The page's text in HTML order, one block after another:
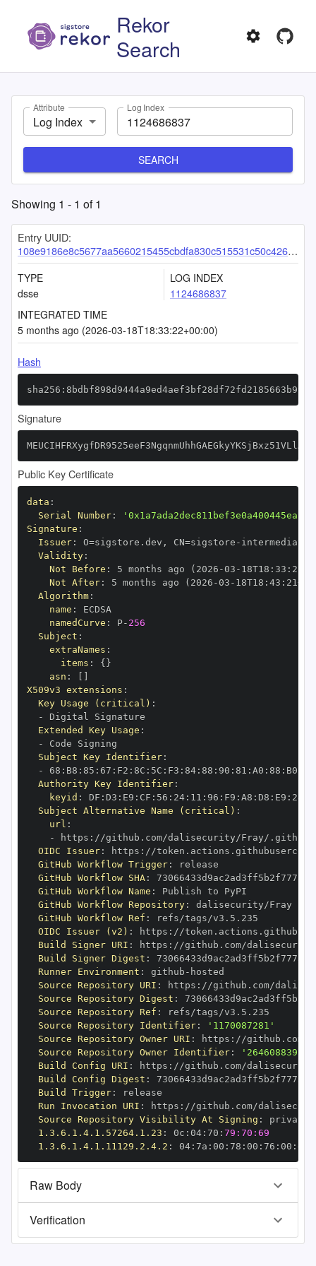
Rekor
Search
Attribute
Log Index
Log Index
SEARCH
Showing 1 - 1 of1
Entry UUID:
108e9186e8c5677aa5660215455cbdfa830c515531c50c426e022742fefb396447b86c3277dfe05f
TYPE
dsse
LOG INDEX
1124686837
INTEGRATED TIME
5 months ago (2026-03-18T18:33:22+00:00)
Hash
Signature
Public Key Certificate
data :
Serial Number:
Signature :
Issuer: O=sigstore.dev , CN=sigstore -
Validity:
Not Before : 5 months ago (2026 -03 - 18T18 : 33 :
Not After: 5 months ago (2026 -03 - 18T18 : 43 : 21+00
Algorithm:
name :
namedCurve : P- 256
Subject :
extraNames :
items : { }
asn :
X509v3 extensions :
Key Usage (critical) :
-
Extended Key Usage :
-
Subject Key Identifier:
-
68 : B8 : 85 : 67 : F2 : 8C : 5C : F3 : 84: 88 : 90 : 81 : A0 : 88 : B0
Authority Key Identifier:
keyid : DF : D3 : E9 : CF : 56 : 24: 11 : 96 : F9 : A8 : D8 : E9 : 28
Subject Alternative Name (critical) :
url :
-
https :
OIDC Issuer: https :
GitHub Workflow Trigger:
GitHub Workflow SHA:
GitHub Workflow Name :
GitHub Workflow Repository:
GitHub Workflow Ref :
OIDC Issuer (v2) : https :
Build Signer URI : https :
Build Signer Digest :
Runner Environment : github -
Source Repository URI : https :
Source Repository Digest :
Source Repository Ref :
Source Repository Identifier:
'1170087281'
Source Repository Owner URI : https :
Source Repository Owner Identifier:
'264608839'
Build Config URI : https :
Build Config Digest :
Build Trigger:
Run Invocation URI : https :
Source Repository Visibility At Signing :
1.3.6.1.4.1.57264.1.23 : 0c : 04: 70 : 79:70:69
1.3.6.1.4.1.11129.2.4.2 : 04: 7a : 00 : 78 : 00 : 76 : 00 : dd
Raw Body
Verification